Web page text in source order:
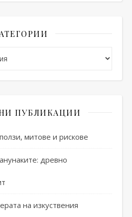
ПУБЛИКАЦИИ
митове и рискове
древно
на изкуствения